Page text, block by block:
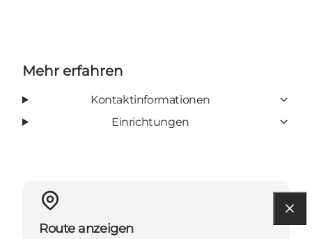
Mehr erfahren
Kontaktinformationen
Einrichtungen
Route anzeigen